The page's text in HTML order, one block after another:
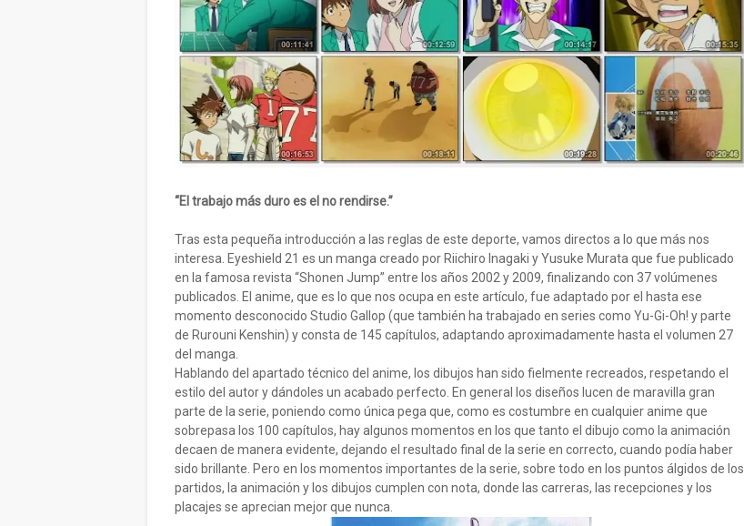
“El trabajo más duro es el no rendirse.”
Tras esta pequeña introducción a las reglas de este deporte, vamos directos a lo que más nos
interesa. Eyeshield 21 es un manga creado por Riichiro Inagaki y Yusuke Murata que fue publicado
en la famosa revista “Shonen Jump” entre los años 2002 y 2009, finalizando con 37 volúmenes
publicados. El anime, que es lo que nos ocupa en este artículo, fue adaptado por el hasta ese
momento desconocido Studio Gallop (que también ha trabajado en series como Yu-Gi-Oh! y parte
de Rurouni Kenshin) y consta de 145 capítulos, adaptando aproximadamente hasta el volumen 27
del manga.
Hablando del apartado técnico del anime, los dibujos han sido fielmente recreados, respetando el
estilo del autor y dándoles un acabado perfecto. En general los diseños lucen de maravilla gran
parte de la serie, poniendo como única pega que, como es costumbre en cualquier anime que
sobrepasa los 100 capítulos, hay algunos momentos en los que tanto el dibujo como la animación
decaen de manera evidente, dejando el resultado final de la serie en correcto, cuando podía haber
sido brillante. Pero en los momentos importantes de la serie, sobre todo en los puntos álgidos de los
partidos, la animación y los dibujos cumplen con nota, donde las carreras, las recepciones y los
placajes se aprecian mejor que nunca.